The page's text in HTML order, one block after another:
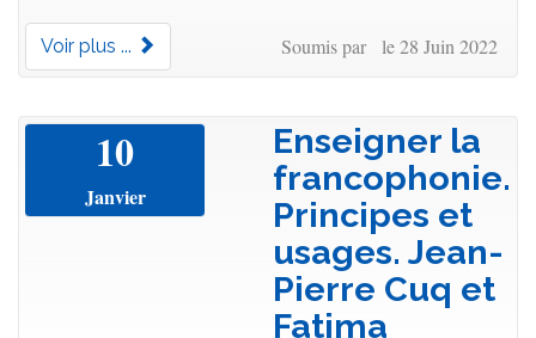
Voir plus ... Soumis par le 28 Juin 2022
10
Janvier
Enseigner la
francophonie.
Principes et
usages. Jean-
Pierre Cuq et
Fatima